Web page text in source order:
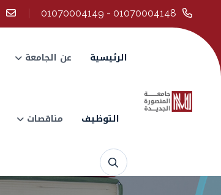
01070004148 - 01070004149
الرئيسية عن الجامعة
التوظيف مناقصات